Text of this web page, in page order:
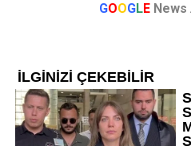
GOOGLE News